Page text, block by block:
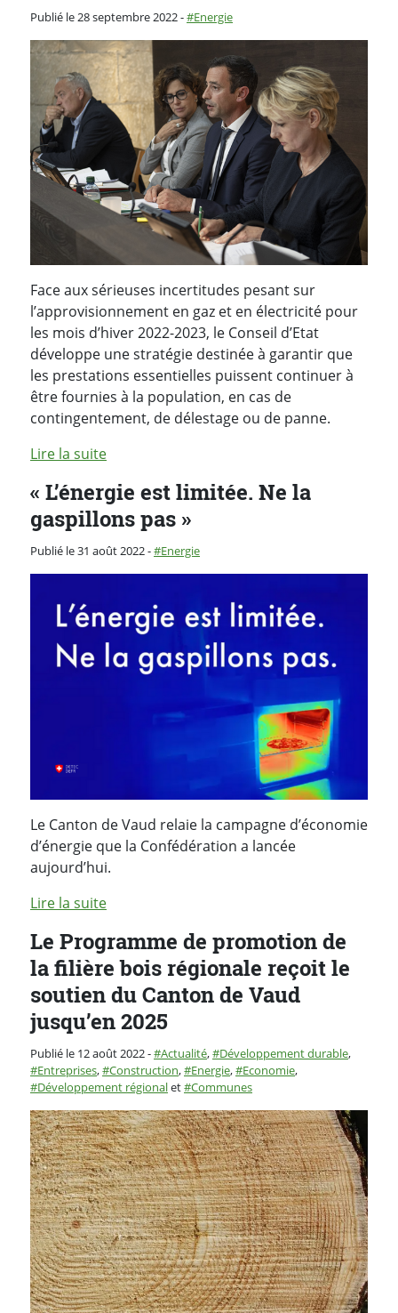
Publié le 28 septembre 2022-Catégorie :
Energie
Face aux sérieuses incertitudes pesant sur
l’approvisionnement en gaz et en électricité pour
les mois d’hiver 2022-2023, le Conseil d’Etat
développe une stratégie destinée à garantir que
les prestations essentielles puissent continuer à
être fournies à la population, en cas de
contingentement, de délestage ou de panne.
Lire la suite
« L’énergie est limitée. Ne la
gaspillons pas »
Publié le 31 août 2022-Catégorie :
Energie
Le Canton de Vaud relaie la campagne d’économie
d’énergie que la Confédération a lancée
aujourd’hui.
Lire la suite
Le Programme de promotion de
la filière bois régionale reçoit le
soutien du Canton de Vaud
jusqu’en 2025
Publié le 12 août 2022-Catégorie :
Actualité, Développement durable,
Entreprises, Construction, Energie, Economie,
Développement régionalet Communes